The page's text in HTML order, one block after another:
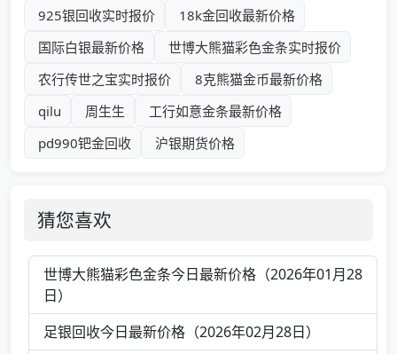
925银回收实时报价
18k金回收最新价格
国际白银最新价格
世博大熊猫彩色金条实时报价
农行传世之宝实时报价
8克熊猫金币最新价格
qilu
周生生
工行如意金条最新价格
pd990钯金回收
沪银期货价格
猜您喜欢
世博大熊猫彩色金条今日最新价格（2026年01月28
日）
足银回收今日最新价格（2026年02月28日）